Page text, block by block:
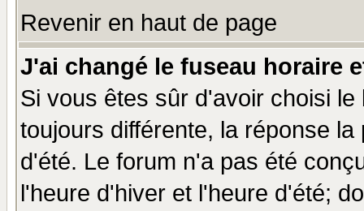
Revenir en haut de page
J'ai changé le fuseau horaire
Si vous êtes sûr d'avoir choisi
toujours différente, la réponse
d'été. Le forum n'a pas été
l'heure d'hiver et l'heure d'été;